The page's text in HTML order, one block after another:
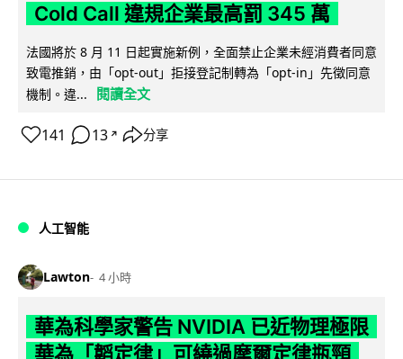
Cold Call 違規企業最高罰 345 萬
法國將於 8 月 11 日起實施新例，全面禁止企業未經消費者同意
致電推銷，由「opt-out」拒接登記制轉為「opt-in」先徵同意
機制。違...
閱讀全文
141 13 ↗ 分享
人工智能
Lawton 4 小時
華為科學家警告 NVIDIA 已近物理極限
華為「韜定律」可繞過摩爾定律瓶頸